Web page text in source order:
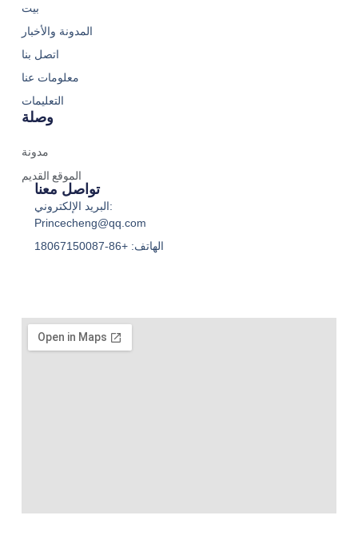
بيت
المدونة والأخبار
اتصل بنا
معلومات عنا
التعليمات
وصلة
مدونة
الموقع القديم
تواصل معنا
البريد الإلكتروني:
Princecheng@qq.com